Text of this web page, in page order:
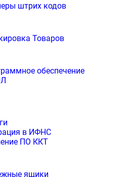
штрих кодов
Товаров
обеспечение
в ИФНС
ПО ККТ
ящики